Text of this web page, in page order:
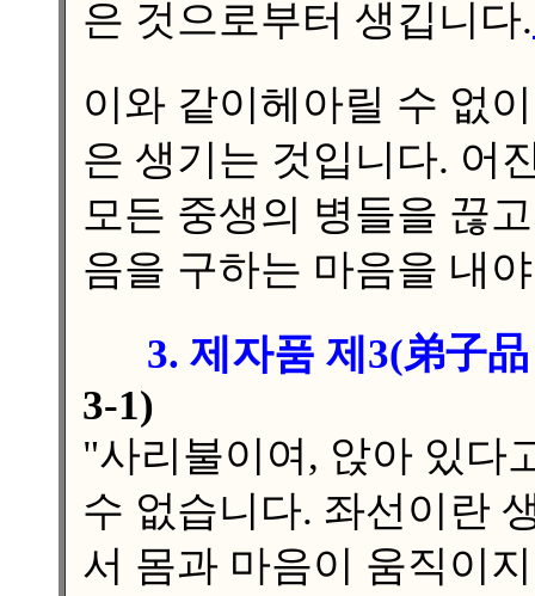
은 것으로부터 생깁니다.
이와 같이헤아릴 수 없
은 생기는 것입니다. 어
모든 중생의 병들을 끊
음을 구하는 마음을 내
3. 제자품 제3(弟子
3-1)
"사리불이여, 앉아 있다
수 없습니다. 좌선이란
서 몸과 마음이 움직이